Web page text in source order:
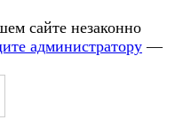
сайте незаконно
администратору —